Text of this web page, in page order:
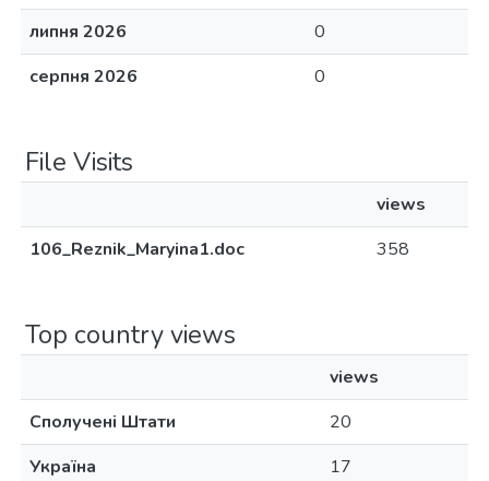
липня 2026
0
серпня 2026
0
File Visits
views
106_Reznik_Maryina1.doc
358
Top country views
views
Сполучені Штати
20
Україна
17